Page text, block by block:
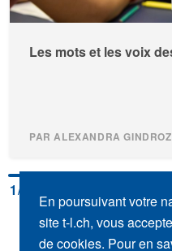
Les mots et les voix
PAR ALEXANDRA GINDROZ
1 /4
En poursuivant votre
site t-l.ch, vous
de cookies. Pour en